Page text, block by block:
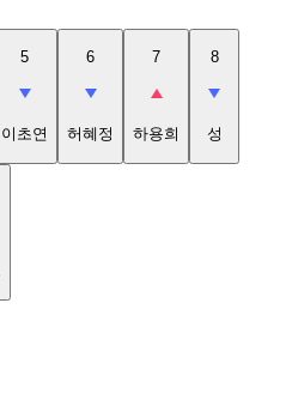
5
이초연
6
허혜정
7
하용희
8
성